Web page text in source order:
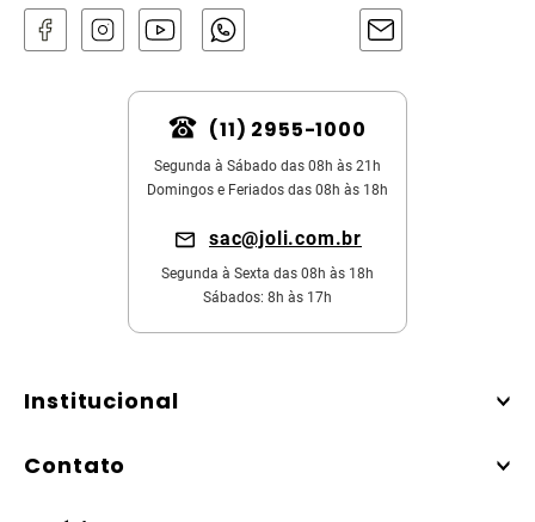
(11) 2955-1000
Segunda à Sábado das 08h às 21h
Domingos e Feriados das 08h às 18h
sac@joli.com.br
Segunda à Sexta das 08h às 18h
Sábados: 8h às 17h
Institucional
Contato